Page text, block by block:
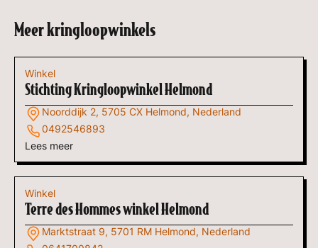
Meer kringloopwinkels
Winkel
Stichting Kringloopwinkel Helmond
Noorddijk 2, 5705 CX Helmond, Nederland
0492546893
Lees meer
Winkel
Terre des Hommes winkel Helmond
Marktstraat 9, 5701 RM Helmond, Nederland